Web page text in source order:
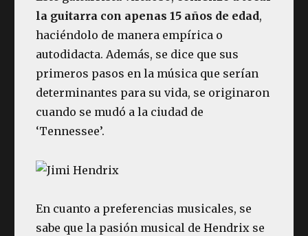
la guitarra con apenas 15 años de edad,
haciéndolo de manera empírica o
autodidacta. Además, se dice que sus
primeros pasos en la música que serían
determinantes para su vida, se originaron
cuando se mudó a la ciudad de
‘Tennessee’.
En cuanto a preferencias musicales, se
sabe que la pasión musical de Hendrix se